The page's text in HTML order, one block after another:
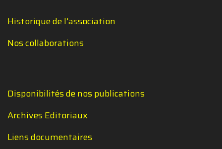
Historique de l'association
Nos collaborations
Disponibilités de nos publications
Archives Editoriaux
Liens documentaires